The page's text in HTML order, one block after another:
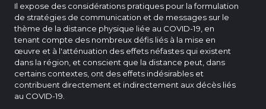
Il expose des considérations pratiques pour la formulation
de stratégies de communication et de messages sur le
thème de la distance physique liée au COVID-19, en
tenant compte des nombreux défis liés à la mise en
œuvre et à l'atténuation des effets néfastes qui existent
dans la région, et conscient que la distance peut, dans
certains contextes, ont des effets indésirables et
contribuent directement et indirectement aux décès liés
au COVID-19.